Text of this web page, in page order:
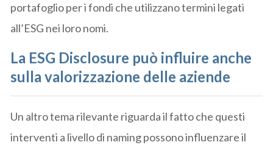
portafoglio per i fondi che utilizzano termini legati
all’ESG nei loro nomi.
La ESG Disclosure può influire anche
sulla valorizzazione delle aziende
Un altro tema rilevante riguarda il fatto che questi
interventi a livello di naming possono influenzare il